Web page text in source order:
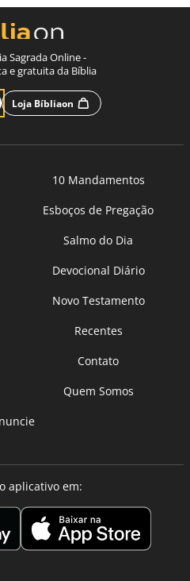
Sagrada Online -
e gratuita da Bíblia
Loja Bíbliaon
10 Mandamentos
Esboços de Pregação
Salmo do Dia
Devocional Diário
Novo Testamento
Recentes
Contato
Quem Somos
aplicativo em: